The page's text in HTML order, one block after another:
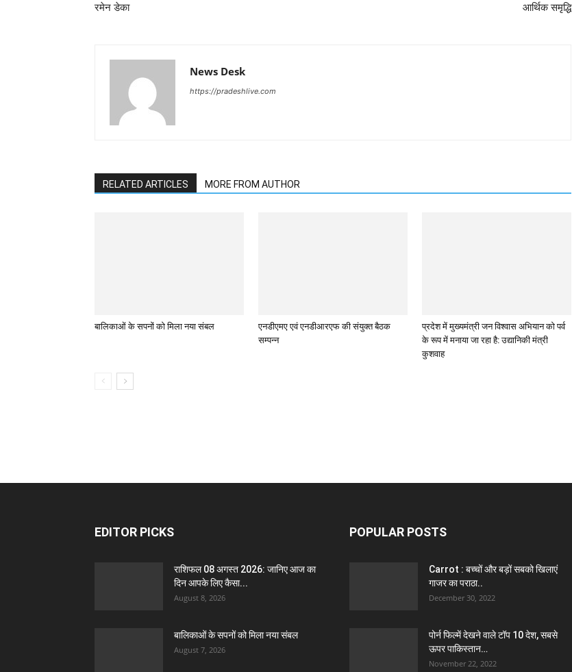
रमेन डेका
आर्थिक समृद्धि
News Desk
https://pradeshlive.com
RELATED ARTICLES MORE FROM AUTHOR
बालिकाओं के सपनों को मिला नया संबल
एनडीएमए एवं एनडीआरएफ की संयुक्त बैठक
सम्पन्न
प्रदेश में मुख्यमंत्री जन विश्वास अभियान को पर्व
के रूप में मनाया जा रहा है: उद्यानिकी मंत्री
कुशवाह
EDITOR PICKS
राशिफल 08 अगस्त 2026: जानिए आज का
दिन आपके लिए कैसा...
August 8, 2026
बालिकाओं के सपनों को मिला नया संबल
August 7, 2026
POPULAR POSTS
Carrot : बच्चों और बड़ों सबको खिलाएं
गाजर का पराठा..
December 30, 2022
पोर्न फिल्में देखने वाले टॉप 10 देश, सबसे
ऊपर पाकिस्तान…
November 22, 2022